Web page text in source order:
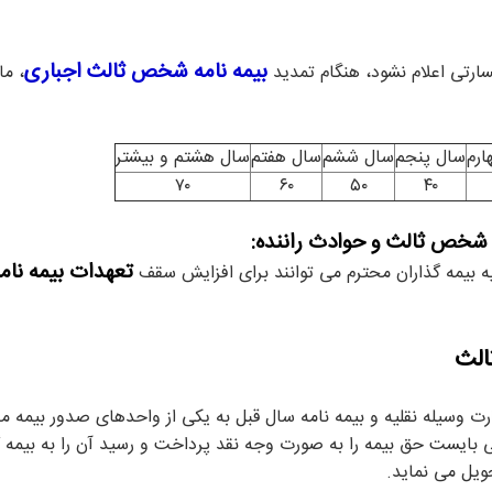
اعلام نشود، هنگام تمدید بیمه نامه شخص ثالث اجباری،
سال پنجمسال ششمسال هفتمسال هشتم و بیشتر
۴۰ ۵۰ ۶۰ ۷۰
شخص ثالث و حوادث راننده:
گذاران محترم می توانند برای افزایش سقفتعهدات بیمه
وسیله نقلیه و بیمه نامه سال قبل به یکی از واحدهای صدور بیمه
بایست حق بیمه را به صورت وجه نقد پرداخت و رسید آن را به بیمه
می نماید.